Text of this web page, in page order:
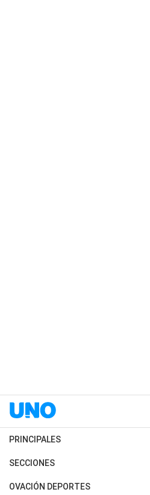
PRINCIPALES
Últimas Noticias
Política
SECCIONES
Horóscopo
OVACIÓN DEPORTES